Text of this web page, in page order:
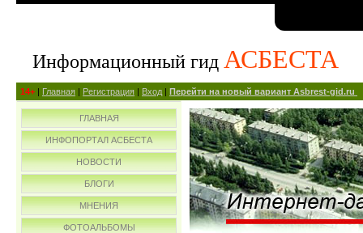
Информационный гид АСБЕСТА
14+ | Главная | Регистрация | Вход | Перейти на новый вариант Asbrest-gid.ru
ГЛАВНАЯ
ИНФОПОРТАЛ АСБЕСТА
НОВОСТИ
БЛОГИ
МНЕНИЯ
ФОТОАЛЬБОМЫ